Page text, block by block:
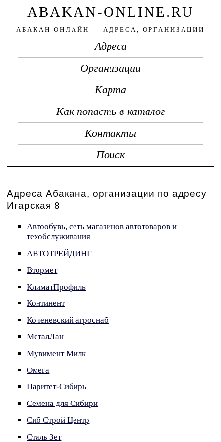
ABAKAN-ONLINE.RU
АБАКАН ОНЛАЙН — АДРЕСА, ОРГАНИЗАЦИИ
Адреса
Организации
Карта
Как попасть в каталог
Контакты
Поиск
Адреса Абакана, организации по адресу
Игарская 8
Автообувь, сеть магазинов автотоваров и
техобслуживания
АВТОТРЕЙДИНГ
Втормет
КлиматПрофиль
Континент
Коченевский агроснаб
МеталЛан
Мувимент Милк
Омега
Паритет-Сибирь
Семена для Сибири
Сиб Строй Центр
Сталь Зет